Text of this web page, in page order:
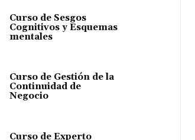
Curso de Sesgos
Cognitivos y Esquemas
mentales
Curso de Gestión de la
Continuidad de
Negocio
Curso de Experto